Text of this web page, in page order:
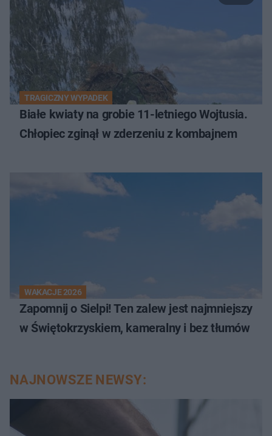
TRAGICZNY WYPADEK
Białe kwiaty na grobie 11-letniego Wojtusia.
Chłopiec zginął w zderzeniu z kombajnem
WAKACJE 2026
Zapomnij o Sielpi! Ten zalew jest najmniejszy
w Świętokrzyskiem, kameralny i bez tłumów
NAJNOWSZE NEWSY: